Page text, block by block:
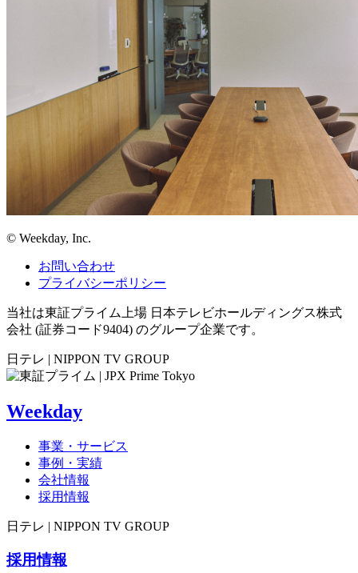
©︎ Weekday, Inc.
お問い合わせ
プライバシーポリシー
当社は東証プライム上場 日本テレビホールディングス株式
会社 (証券コード9404) のグループ企業です。
日テレ | NIPPON TV GROUP
Weekday
事業・サービス
事例・実績
会社情報
採用情報
日テレ | NIPPON TV GROUP
採用情報